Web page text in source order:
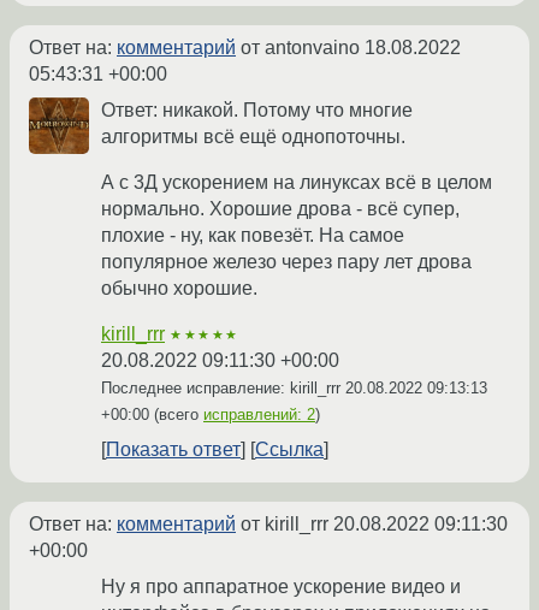
Ответ на: комментарий от antonvaino 18.08.2022
05:43:31 +00:00
Ответ: никакой. Потому что многие
алгоритмы всё ещё однопоточны.
А с 3Д ускорением на линуксах всё в целом
нормально. Хорошие дрова - всё супер,
плохие - ну, как повезёт. На самое
популярное железо через пару лет дрова
обычно хорошие.
kirill_rrr ★★★★★
20.08.2022 09:11:30 +00:00
Последнее исправление: kirill_rrr 20.08.2022 09:13:13
+00:00 (всего исправлений: 2)
Показать ответ Ссылка
Ответ на: комментарий от kirill_rrr 20.08.2022 09:11:30
+00:00
Ну я про аппаратное ускорение видео и